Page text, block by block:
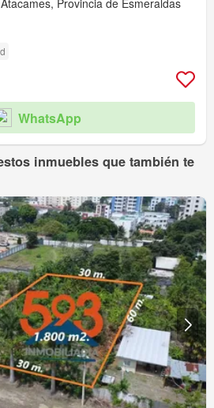
Provincia de Esmeraldas
WhatsApp
inmuebles que también te